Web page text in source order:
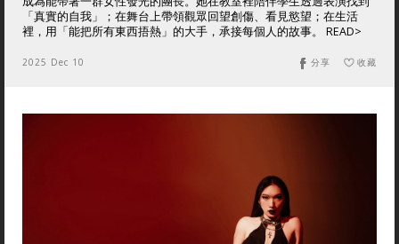
「真實的自我」；在舞台上帶領觀眾回望創傷、看見慾望；在生活
裡，用「能把所有東西捂熱」的大手，承接每個人的故事。 READ>
2025 Dec 10 收藏
分享